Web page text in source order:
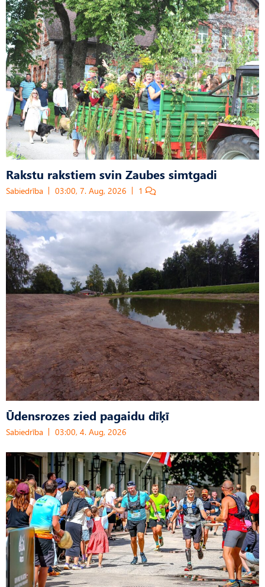
Rakstu rakstiem svin Zaubes simtgadi
Sabiedrība 03:00, 7. Aug, 2026 1
Ūdensrozes zied pagaidu dīķī
Sabiedrība 03:00, 4. Aug, 2026